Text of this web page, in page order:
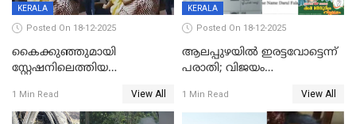
KERALA
Posted On 18-12-2025
കൈക്കുഞ്ഞുമായി
സ്റ്റേഷനിലെത്തിയ
കരണത്തടിച്ചു; CC ടിവി
ദൃശ്യങ്ങൾ പുറത്ത്
1 Min Read View All
KERALA
Posted On 18-12-2025
ആലപ്പുഴയിൽ ഇരട്ടവോട്ടെന്ന്
പരാതി; വിജയം
വാർഡിലെ എൽഡിഎഫ്
സ്ഥാനാർത്ഥി
1 Min Read View All